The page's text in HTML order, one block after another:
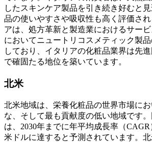
したスキンケア製品を引き続き好むと
品の使いやすさや吸収性も高く評価さ
アは、処方革新と製造業におけるサー
においてニュートリコスメティック製
しており、イタリアの化粧品業界は先
で確固たる地位を築いています。
北米
北米地域は、栄養化粧品の世界市場に
な、そして最も貢献度の低い地域です
は、2030年までに年平均成長率（CAGR
米ドルに達すると予測されています。